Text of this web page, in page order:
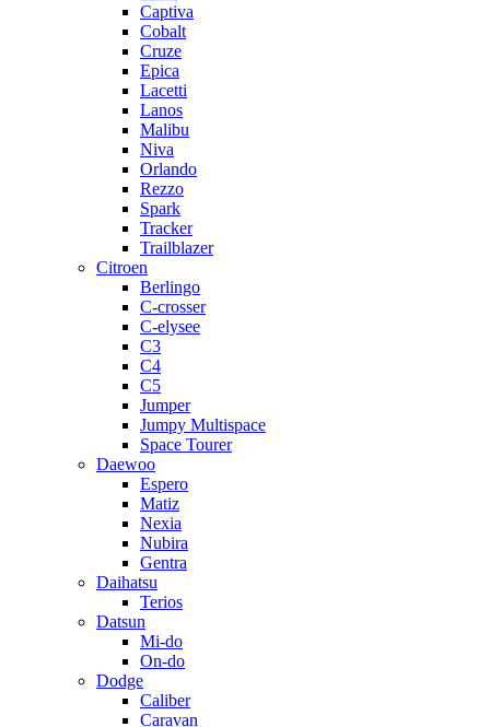
Captiva
Cobalt
Cruze
Epica
Lacetti
Lanos
Malibu
Niva
Orlando
Rezzo
Spark
Tracker
Trailblazer
Citroen
Berlingo
C-crosser
C-elysee
C3
C4
C5
Jumper
Jumpy Multispace
Space Tourer
Daewoo
Espero
Matiz
Nexia
Nubira
Gentra
Daihatsu
Terios
Datsun
Mi-do
On-do
Dodge
Caliber
Caravan